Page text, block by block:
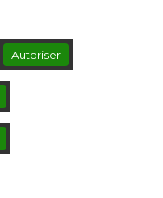
Autoriser